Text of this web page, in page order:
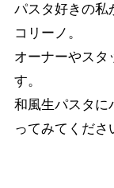
パスタ好きの私
コリーノ。
オーナーやスタ
す。
和風生パスタに
ってみてくださ